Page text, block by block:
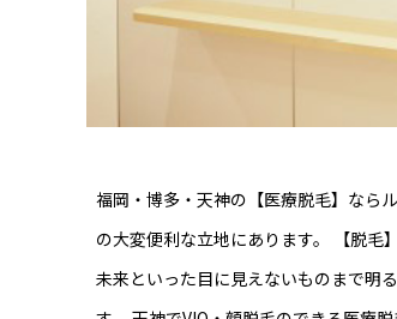
福岡・博多・天神の【医療脱毛】なら
の大変便利な立地にあります。 【脱毛
未来といった目に見えないものまで明